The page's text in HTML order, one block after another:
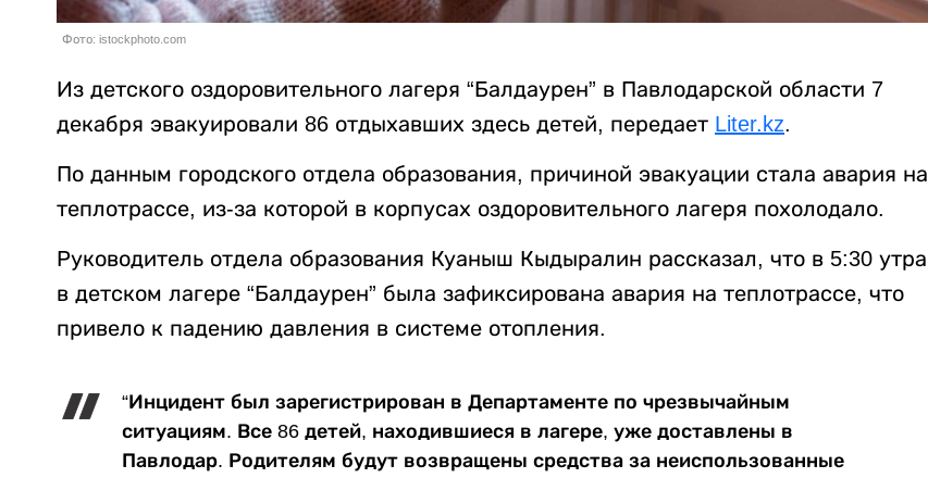
Фото: istockphoto.com
Из детского оздоровительного лагеря “Балдаурен” в Павлодарской области 7
декабря эвакуировали 86 отдыхавших здесь детей, передает Liter.kz.
По данным городского отдела образования, причиной эвакуации стала авария на
теплотрассе, из-за которой в корпусах оздоровительного лагеря похолодало.
Руководитель отдела образования Куаныш Кыдыралин рассказал, что в 5:30 утра
в детском лагере “Балдаурен” была зафиксирована авария на теплотрассе, что
привело к падению давления в системе отопления.
“Инцидент был зарегистрирован в Департаменте по чрезвычайным
ситуациям. Все 86 детей, находившиеся в лагере, уже доставлены в
Павлодар. Родителям будут возвращены средства за неиспользованные